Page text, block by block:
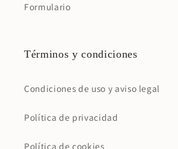
Formulario
Términos y condiciones
Condiciones de uso y aviso legal
Política de privacidad
Política de cookies